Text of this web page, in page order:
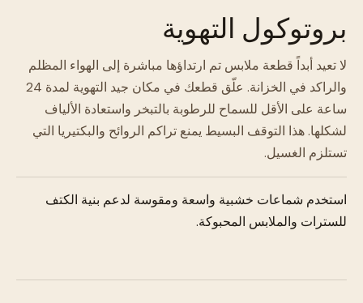
بروتوكول التهوية
لا تعيد أبداً قطعة ملابس تم ارتداؤها مباشرة إلى الهواء المظلم
والراكد في الخزانة. علّق قطعك في مكان جيد التهوية لمدة 24
ساعة على الأقل للسماح للرطوبة بالتبخر واستعادة الألياف
لشكلها. هذا التوقف البسيط يمنع تراكم الروائح والبكتيريا التي
تستلزم الغسيل.
استخدم شماعات خشبية واسعة ومقوسة لدعم بنية الكتف
للسترات والملابس المحبوكة.